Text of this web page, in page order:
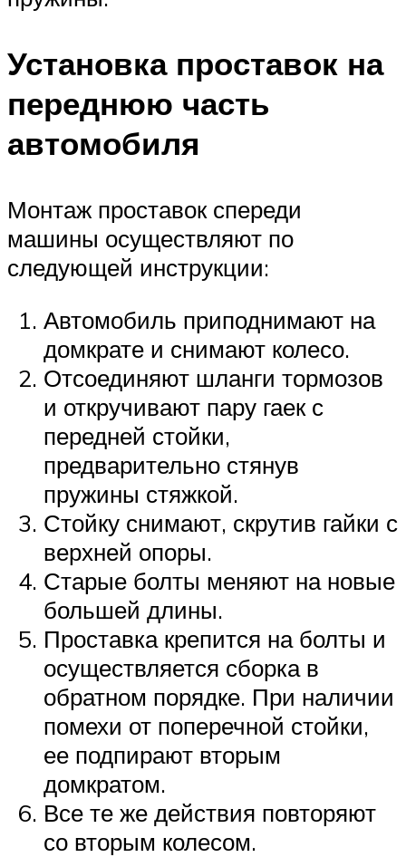
Установка проставок на
переднюю часть
автомобиля
Монтаж проставок спереди
машины осуществляют по
следующей инструкции:
Автомобиль приподнимают на
домкрате и снимают колесо.
Отсоединяют шланги тормозов
и откручивают пару гаек с
передней стойки,
предварительно стянув
пружины стяжкой.
Стойку снимают, скрутив гайки с
верхней опоры.
Старые болты меняют на новые
большей длины.
Проставка крепится на болты и
осуществляется сборка в
обратном порядке. При наличии
помехи от поперечной стойки,
ее подпирают вторым
домкратом.
Все те же действия повторяют
со вторым колесом.